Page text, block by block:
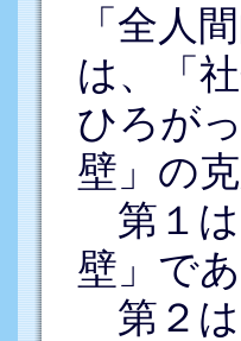
「全人
は、「
ひろが
壁」の
第１は
壁」であ
第２は